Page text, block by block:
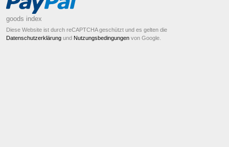
goods index
Diese Website ist durch reCAPTCHA geschützt und es gelten die
Datenschutzerklärung und Nutzungsbedingungen von Google.